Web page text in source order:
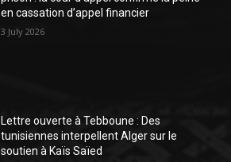
en cassation d’appel financier
3 July 2026
Lettre ouverte à Tebboune : Des
tunisiennes interpellent Alger sur le
soutien à Kaïs Saïed